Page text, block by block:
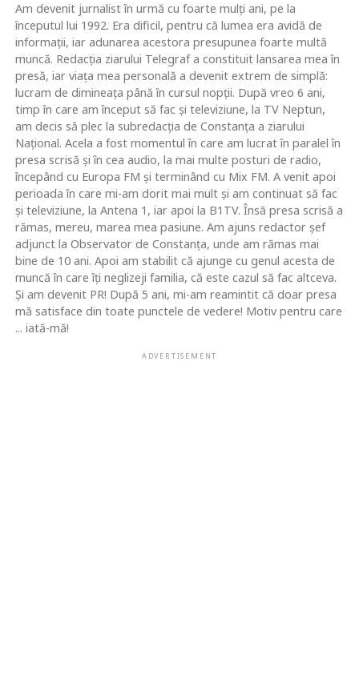
Am devenit jurnalist în urmă cu foarte mulţi ani, pe la
începutul lui 1992. Era dificil, pentru că lumea era avidă de
informaţii, iar adunarea acestora presupunea foarte multă
muncă. Redacţia ziarului Telegraf a constituit lansarea mea în
presă, iar viaţa mea personală a devenit extrem de simplă:
lucram de dimineaţa până în cursul nopţii. După vreo 6 ani,
timp în care am început să fac şi televiziune, la TV Neptun,
am decis să plec la subredacţia de Constanţa a ziarului
Naţional. Acela a fost momentul în care am lucrat în paralel în
presa scrisă şi în cea audio, la mai multe posturi de radio,
începând cu Europa FM şi terminând cu Mix FM. A venit apoi
perioada în care mi-am dorit mai mult şi am continuat să fac
şi televiziune, la Antena 1, iar apoi la B1TV. Însă presa scrisă a
rămas, mereu, marea mea pasiune. Am ajuns redactor şef
adjunct la Observator de Constanţa, unde am rămas mai
bine de 10 ani. Apoi am stabilit că ajunge cu genul acesta de
muncă în care îţi neglizeji familia, că este cazul să fac altceva.
Şi am devenit PR! După 5 ani, mi-am reamintit că doar presa
mă satisface din toate punctele de vedere! Motiv pentru care
... iată-mă!
ADVERTISEMENT